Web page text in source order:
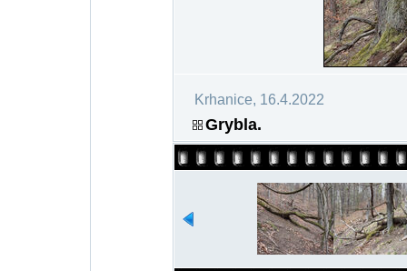
Krhanice, 16.4.2022
Grybla.